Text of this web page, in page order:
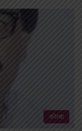
कोरबा